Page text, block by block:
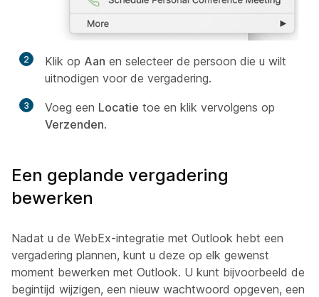
2 Klik op Aan en selecteer de persoon die u wilt
uitnodigen voor de vergadering.
3 Voeg een Locatie toe en klik vervolgens op
Verzenden.
Een geplande vergadering
bewerken
Nadat u de WebEx-integratie met Outlook hebt een
vergadering plannen, kunt u deze op elk gewenst
moment bewerken met Outlook. U kunt bijvoorbeeld de
begintijd wijzigen, een nieuw wachtwoord opgeven, een